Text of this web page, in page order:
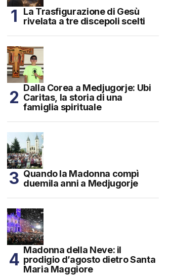
La Trasfigurazione di Gesù
rivelata a tre discepoli scelti
Dalla Corea a Medjugorje: Ubi
Caritas, la storia di una
famiglia spirituale
Quando la Madonna compì
duemila anni a Medjugorje
Madonna della Neve: il
prodigio d’agosto dietro Santa
Maria Maggiore